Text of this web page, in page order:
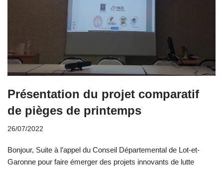
Présentation du projet comparatif
de pièges de printemps
26/07/2022
Bonjour, Suite à l’appel du Conseil Départemental de Lot-et-
Garonne pour faire émerger des projets innovants de lutte